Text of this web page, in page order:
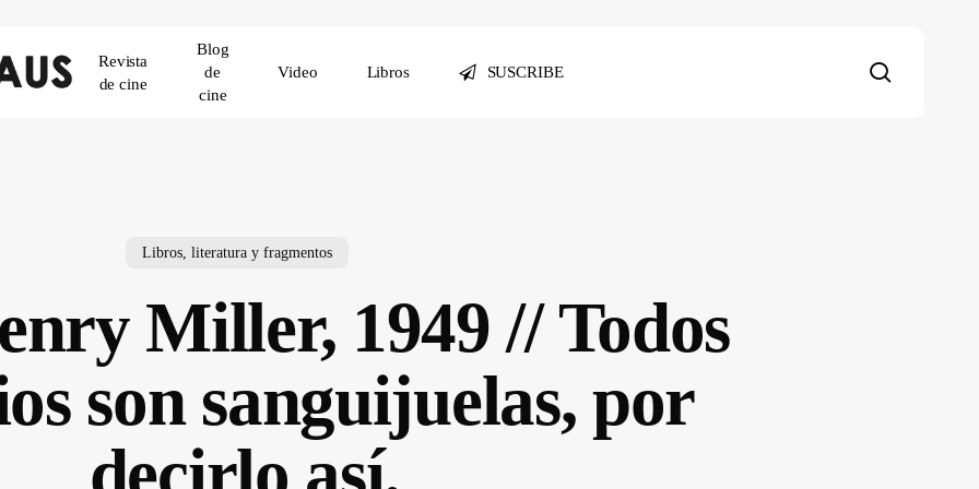
Revista
de cine
Blog
de
cine
Video Libros SUSCRIBE
Libros, literatura y fragmentos
Miller, 1949 // Todos
son sanguijuelas, por